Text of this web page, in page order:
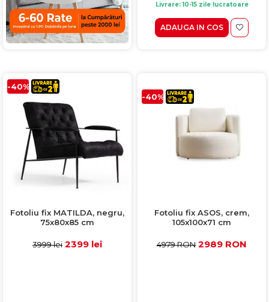
Livrare: 10-15 zile lucratoare
ADAUGA IN COS
-40%
Fotoliu fix MATILDA, negru,
75x80x85 cm
3999 lei 2399 lei
-40%
Fotoliu fix ASOS, crem,
105x100x71 cm
4979 RON 2989 RON